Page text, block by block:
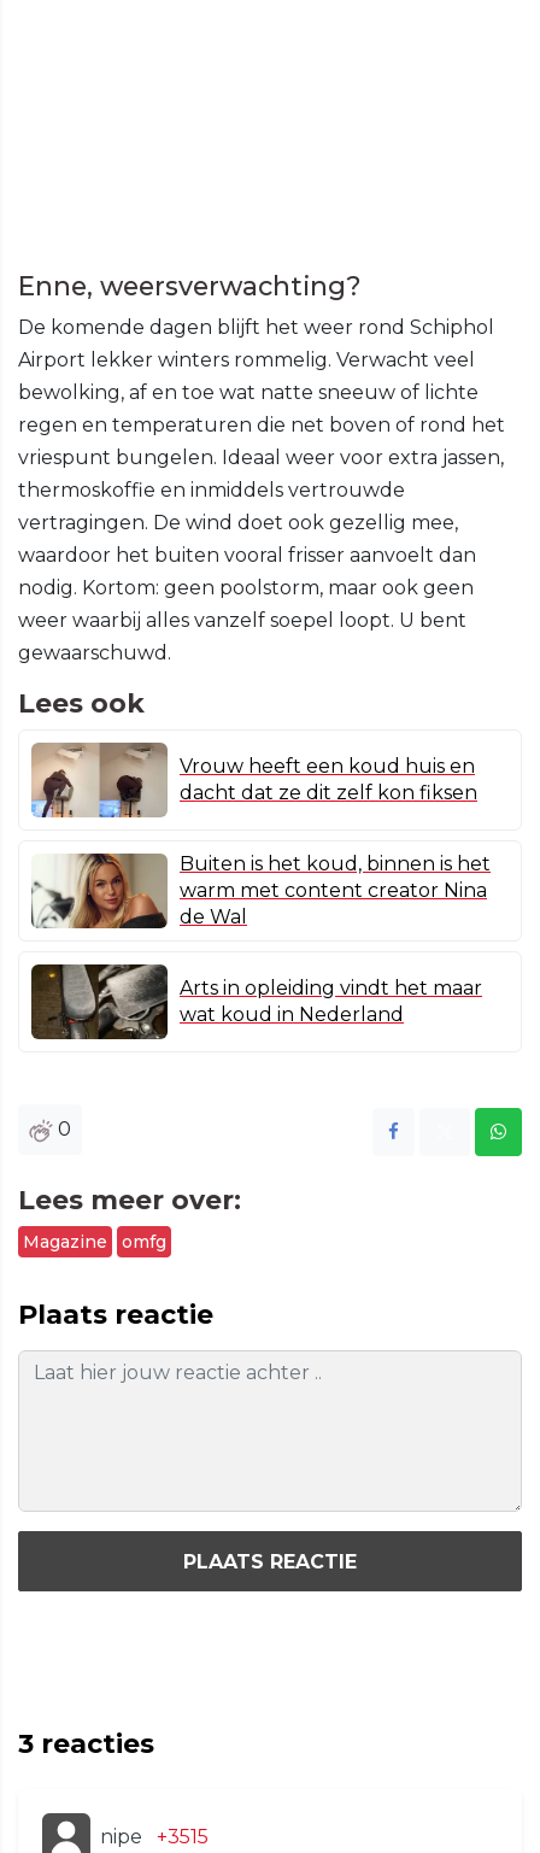
Enne, weersverwachting?
De komende dagen blijft het weer rond Schiphol
Airport lekker winters rommelig. Verwacht veel
bewolking, af en toe wat natte sneeuw of lichte
regen en temperaturen die net boven of rond het
vriespunt bungelen. Ideaal weer voor extra jassen,
thermoskoffie en inmiddels vertrouwde
vertragingen. De wind doet ook gezellig mee,
waardoor het buiten vooral frisser aanvoelt dan
nodig. Kortom: geen poolstorm, maar ook geen
weer waarbij alles vanzelf soepel loopt. U bent
gewaarschuwd.
Lees ook
Vrouw heeft een koud huis en
dacht dat ze dit zelf kon fiksen
Buiten is het koud, binnen is het
warm met content creator Nina
de Wal
Arts in opleiding vindt het maar
wat koud in Nederland
0
Lees meer over:
Magazine omfg
Plaats reactie
PLAATS REACTIE
3 reacties
nipe +3515